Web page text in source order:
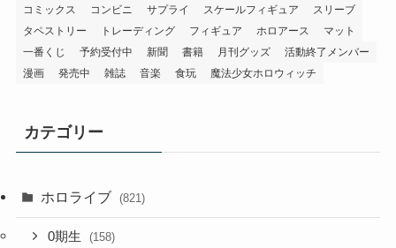
コミックス
コンビニ サプライ スケールフィギュア
スリーブ
タペストリー
トレーディング フィギュア ホロアース
マット
一番くじ
予約受付中 新聞 書籍 月刊グッズ
活動終了メンバー
漫画
発売中 雑誌 音楽 食玩 魔法少女ホロウィッチ
カテゴリー
ホロライブ (821)
0期生 (158)